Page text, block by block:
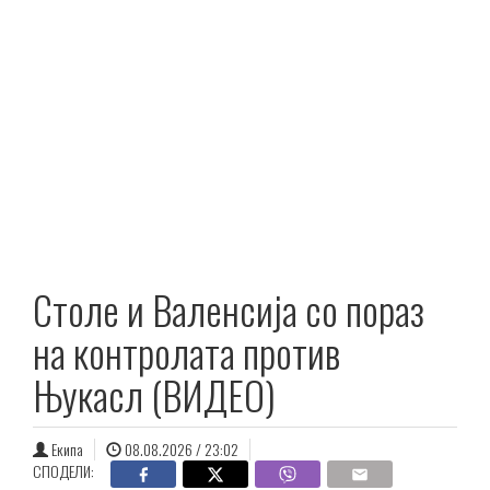
Столе и Валенсија со пораз
на контролата против
Њукасл (ВИДЕО)
Екипа
08.08.2026 / 23:02
СПОДЕЛИ: